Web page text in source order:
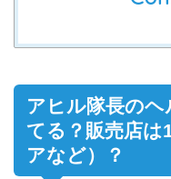
アヒル隊長の
てる？販売店は
アなど）？